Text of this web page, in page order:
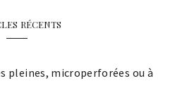
récents
pleines, microperforées ou à